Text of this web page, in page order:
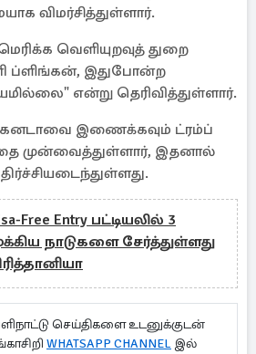
விமர்சித்துள்ளார்.
வெளியுறவுத் துறை
ப்ளிங்கன், இதுபோன்ற
என்று தெரிவித்துள்ளார்.
கனடாவை இணைக்கவும் ட்ரம்ப்
முன்வைத்துள்ளார், இதனால்
Free Entry பட்டியலில் 3
நாடுகளை சேர்த்துள்ளது
செய்திகளை உடனுக்குடன்
WHATSAPP CHANNEL இல்